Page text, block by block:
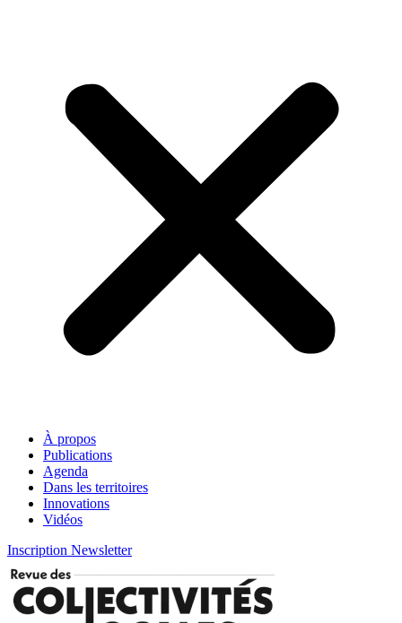
À propos
Publications
Agenda
Dans les territoires
Innovations
Vidéos
Inscription Newsletter